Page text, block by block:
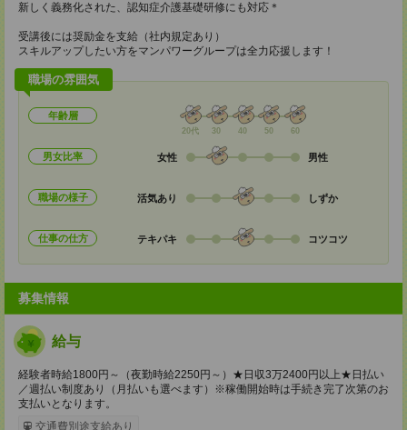
新しく義務化された、認知症介護基礎研修にも対応＊
受講後には奨励金を支給（社内規定あり）
スキルアップしたい方をマンパワーグループは全力応援します！
職場の雰囲気
年齢層
20代 30 40 50 60
男女比率 女性 男性
職場の様子 活気あり しずか
仕事の仕方 テキパキ コツコツ
募集情報
給与
経験者時給1800円～（夜勤時給2250円～）★日収3万2400円以上★日払い
／週払い制度あり（月払いも選べます）※稼働開始時は手続き完了次第のお
支払いとなります。
交通費別途支給あり